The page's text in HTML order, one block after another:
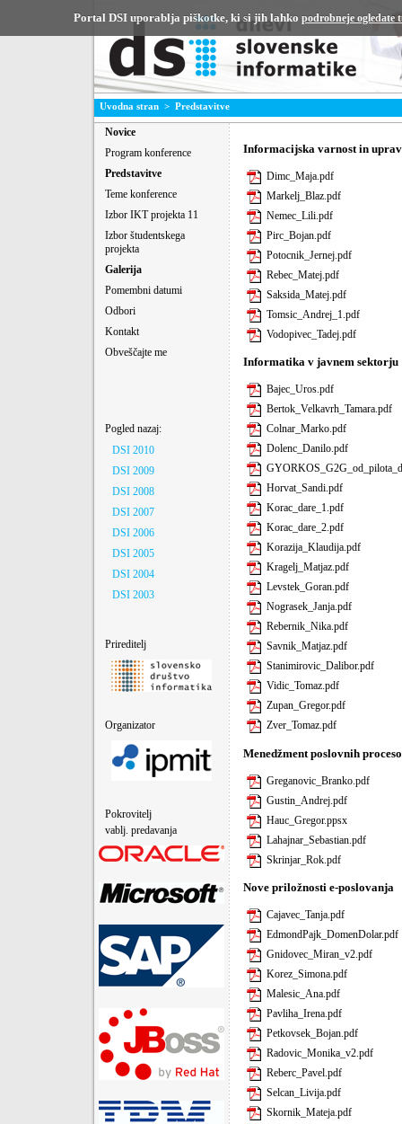
Portal DSI uporablja piškotke, ki si jih lahko podrobneje ogledate
Uvodna stran > Predstavitve
Novice
Program konference
Predstavitve
Teme konference
Izbor IKT projekta 11
Izbor študentskega
projekta
Galerija
Pomembni datumi
Odbori
Kontakt
Obveščajte me
Pogled nazaj:
DSI 2010
DSI 2009
DSI 2008
DSI 2007
DSI 2006
DSI 2005
DSI 2004
DSI 2003
Prireditelj
Organizator
Pokrovitelj
vablj. predavanja
Informacijska varnost in
Dimc_Maja.pdf
Markelj_Blaz.pdf
Nemec_Lili.pdf
Pirc_Bojan.pdf
Potocnik_Jernej.pdf
Rebec_Matej.pdf
Saksida_Matej.pdf
Tomsic_Andrej_1.pdf
Vodopivec_Tadej.pdf
Informatika v javnem sektorju
Bajec_Uros.pdf
Bertok_Velkavrh_Tamara.pdf
Colnar_Marko.pdf
Dolenc_Danilo.pdf
Horvat_Sandi.pdf
Korac_dare_1.pdf
Korac_dare_2.pdf
Korazija_Klaudija.pdf
Kragelj_Matjaz.pdf
Levstek_Goran.pdf
Nograsek_Janja.pdf
Rebernik_Nika.pdf
Savnik_Matjaz.pdf
Stanimirovic_Dalibor.pdf
Vidic_Tomaz.pdf
Zupan_Gregor.pdf
Zver_Tomaz.pdf
Menedžment poslovnih
Greganovic_Branko.pdf
Gustin_Andrej.pdf
Hauc_Gregor.ppsx
Lahajnar_Sebastian.pdf
Skrinjar_Rok.pdf
Nove priložnosti e-poslovanja
Cajavec_Tanja.pdf
EdmondPajk_DomenDolar.pdf
Gnidovec_Miran_v2.pdf
Korez_Simona.pdf
Malesic_Ana.pdf
Pavliha_Irena.pdf
Petkovsek_Bojan.pdf
Radovic_Monika_v2.pdf
Reberc_Pavel.pdf
Selcan_Livija.pdf
Skornik_Mateja.pdf